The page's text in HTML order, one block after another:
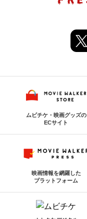
ムビチケ・映画グッズの
ECサイト
映画情報を網羅した
プラットフォーム